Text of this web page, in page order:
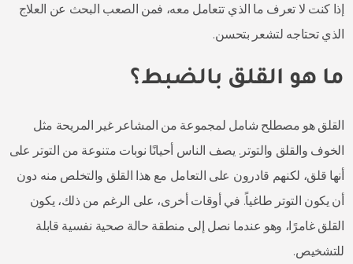
إذا كنت لا تعرف ما الذي تتعامل معه، فمن الصعب البحث عن العلاج
الذي تحتاجه لتشعر بتحسن.
ما هو القلق بالضبط؟
القلق هو مصطلح شامل لمجموعة من المشاعر غير المريحة مثل
الخوف والقلق والتوتر. يصف الناس أحيانًا نوبات متنوعة من التوتر على
أنها قلق، لكنهم قادرون على التعامل مع هذا القلق والتخلص منه دون
أن يكون التوتر طاغياً. في أوقات أخرى، على الرغم من ذلك، يكون
القلق غامرًا، وهو عندما نصل إلى منطقة حالة صحية نفسية قابلة
للتشخيص.